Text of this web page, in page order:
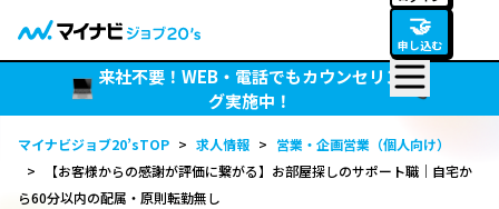
🤝
申し込む
来社不要！WEB・電話でもカウンセリン
グ実施中！
マイナビジョブ20’sTOP > 求人情報 > 営業・企画営業（個人向け）
>
【お客様からの感謝が評価に繋がる】お部屋探しのサポート職｜自宅か
ら60分以内の配属・原則転勤無し